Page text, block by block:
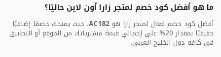
ما هو أفضل كود خصم لمتجر زارا أون لاين حاليًا؟
أفضل كود خصم فعال لمتجر زارا هو AC182، حيث يمنحك خصمًا إضافيًا
حقيقيًا بمقدار 20% على إجمالي قيمة مشترياتك من الموقع أو التطبيق
في كافة دول الخليج العربي.